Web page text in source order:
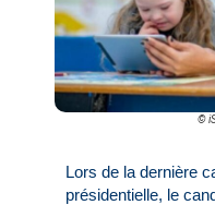
©
Lors de la dernière
présidentielle, le